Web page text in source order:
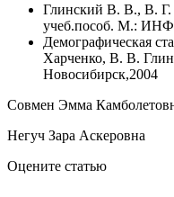
Глинский В. В., В. Г.
учеб.пособ. М.:
Демографическая
Харченко, В. В.
Новосибирск,2004
Совмен Эмма
Негуч Зара Аскеровна
Оцените статью